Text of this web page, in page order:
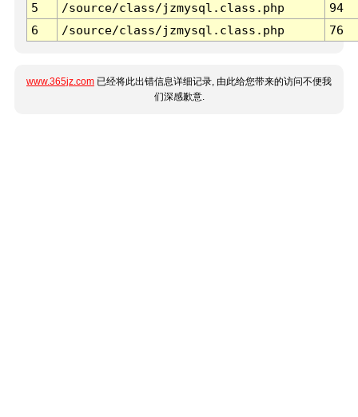
5
/source/class/jzmysql.class.php
94
6
/source/class/jzmysql.class.php 76
www.365jz.com 已经将此出错信息详细记录, 由此给您带来的访问不便我
们深感歉意.